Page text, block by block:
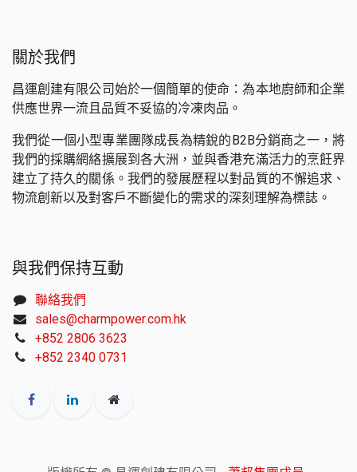
關於我們
昌運創建有限公司始於一個簡單的使命：為本地廚師和企業
供應世界一流且品質不妥協的冷凍肉品。
我們從一個小型專業團隊成長為精銳的B2B分銷商之一，將
我們的採購網絡擴展到各大洲，並與香港充滿活力的烹飪界
建立了持久的關係。我們的發展歷程以對品質的不懈追求、
物流創新以及對客戶不斷變化的需求的深刻理解為標誌。
與我們保持互動
聯絡我們
sales@charmpower.com.hk
+852 2806 3623
+852 2340 0731